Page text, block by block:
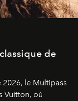
de
le Multipass
Vuitton, où